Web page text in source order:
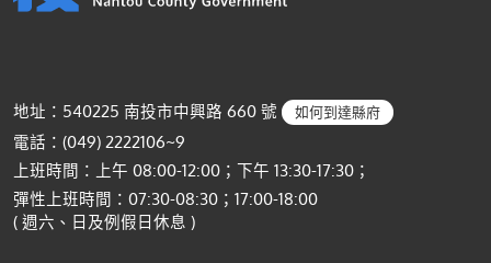
地址：540225 南投市中興路 660 號 如何到達縣府
電話：(049) 2222106~9
上班時間：上午 08:00-12:00；下午 13:30-17:30；
彈性上班時間：07:30-08:30；17:00-18:00
( 週六、日及例假日休息 )